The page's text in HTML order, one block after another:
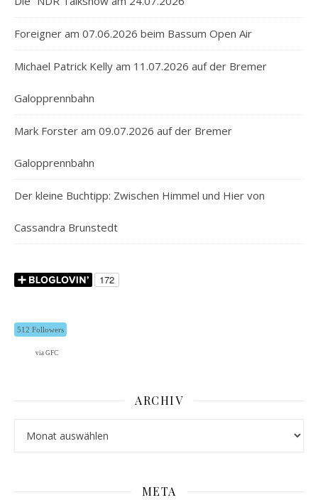
Foreigner am 07.06.2026 beim Bassum Open Air
Michael Patrick Kelly am 11.07.2026 auf der Bremer
Galopprennbahn
Mark Forster am 09.07.2026 auf der Bremer
Galopprennbahn
Der kleine Buchtipp: Zwischen Himmel und Hier von
Cassandra Brunstedt
512 Followers
via GFC
ARCHIV
META